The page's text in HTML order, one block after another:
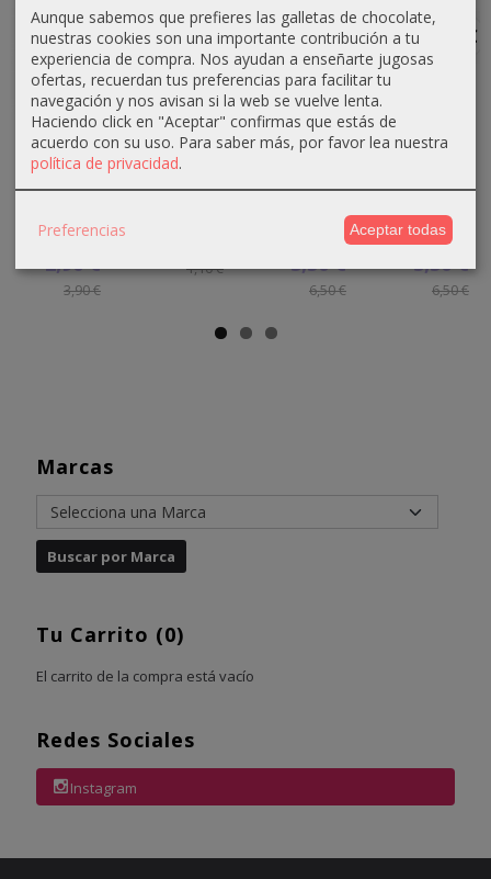
Marcas
Tu Carrito (0)
El carrito de la compra está vacío
Redes Sociales
Instagram
-1 €
Crema
oxigenada
Techline
20...
2,90 €
3,90 €
-0 €
Crema
oxigenada
Techline
1,10 €
-3 €
Crema
Absoluk
3,50 €
6,50 €
-3 €
Crema
1000ml
40...
3,50 €
6,50 €
Aunque sabemos que prefieres las galletas de chocolate,
nuestras cookies son una importante contribución a tu
experiencia de compra. Nos ayudan a enseñarte jugosas
ofertas, recuerdan tus preferencias para facilitar tu
navegación y nos avisan si la web se vuelve lenta.
Haciendo click en "Aceptar" confirmas que estás de
acuerdo con su uso. Para saber más, por favor lea nuestra
política de privacidad.
Preferencias Aceptar todas